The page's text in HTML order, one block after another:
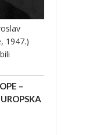
1947.)
–